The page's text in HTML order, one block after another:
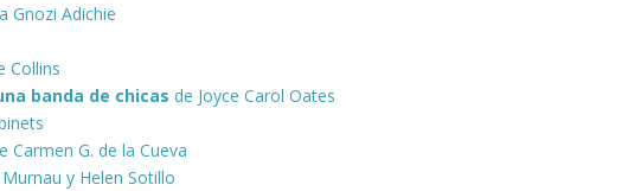
Gnozi Adichie
Collins
banda de chicas de Joyce Carol Oates
Carmen G. de la Cueva
y Helen Sotillo